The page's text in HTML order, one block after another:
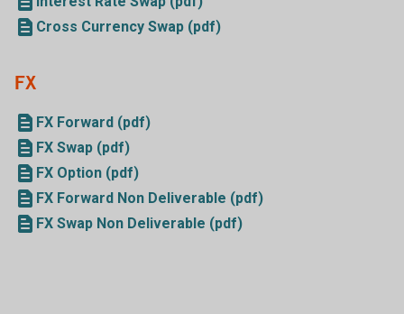
Cross Currency Swap (pdf)
FX
FX Forward (pdf)
FX Swap (pdf)
FX Option (pdf)
FX Forward Non Deliverable (pdf)
FX Swap Non Deliverable (pdf)